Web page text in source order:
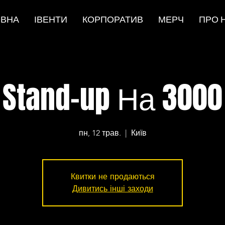
ІВЕНТИ КОРПОРАТИВ МЕРЧ ПРО
Stand-up На 3000
пн, 12 трав.
  |
Київ
Квитки не продаються
Дивитись інші заходи